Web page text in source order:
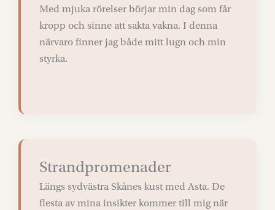
Med mjuka rörelser börjar min dag som får
kropp och sinne att sakta vakna. I denna
närvaro finner jag både mitt lugn och min
styrka.
Strandpromenader
Längs sydvästra Skånes kust med Asta. De
flesta av mina insikter kommer till mig när